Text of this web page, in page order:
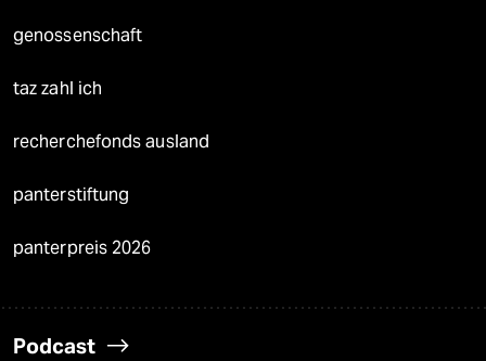
genossenschaft
taz zahl ich
recherchefonds ausland
panterstiftung
panterpreis 2026
Podcast